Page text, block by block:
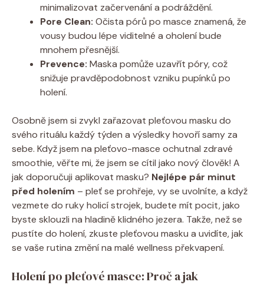
minimalizovat začervenání a podráždění.
Pore Clean: Očista pórů po masce znamená, že
vousy budou lépe viditelné a oholení bude
mnohem přesnější.
Prevence: Maska pomůže uzavřít póry, což
snižuje pravděpodobnost vzniku pupínků po
holení.
Osobně jsem si zvykl zařazovat pleťovou masku do
svého rituálu každý týden a výsledky hovoří samy za
sebe. Když jsem na pleťovo-masce ochutnal zdravé
smoothie, věřte mi, že jsem se cítil jako nový člověk! A
jak doporučuji aplikovat masku? Nejlépe pár minut
před holením – pleť se prohřeje, vy se uvolníte, a když
vezmete do ruky holicí strojek, budete mít pocit, jako
byste sklouzli na hladině klidného jezera. Takže, než se
pustíte do holení, zkuste pleťovou masku a uvidíte, jak
se vaše rutina změní na malé wellness překvapení.
Holení po pleťové masce: Proč a jak